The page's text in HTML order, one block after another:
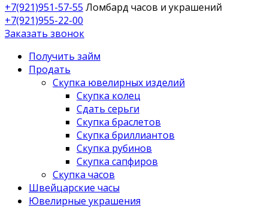
+7(921)951-57-55 Ломбард часов и украшений
+7(921)955-22-00
Заказать звонок
Получить займ
Продать
Скупка ювелирных изделий
Скупка колец
Сдать серьги
Скупка браслетов
Скупка бриллиантов
Скупка рубинов
Скупка сапфиров
Скупка часов
Швейцарские часы
Ювелирные украшения